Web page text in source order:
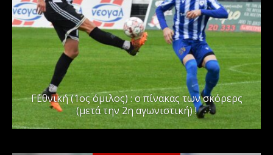
Γ΄Εθνική (1ος όμιλος) : ο πίνακας των σκόρερς
(μετά την 2η αγωνιστική) !